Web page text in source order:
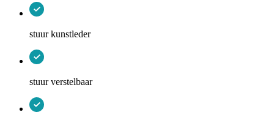
stuur kunstleder
stuur verstelbaar